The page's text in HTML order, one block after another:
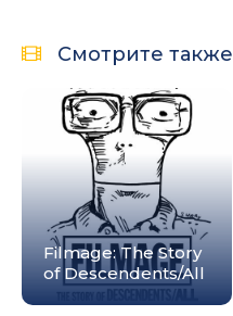
Смотрите также
Filmage: The Story
of Descendents/All